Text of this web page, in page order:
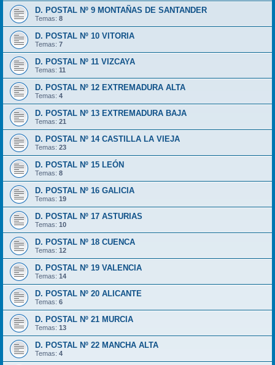
D. POSTAL Nº 9 MONTAÑAS DE SANTANDER
Temas: 8
D. POSTAL Nº 10 VITORIA
Temas: 7
D. POSTAL Nº 11 VIZCAYA
Temas: 11
D. POSTAL Nº 12 EXTREMADURA ALTA
Temas: 4
D. POSTAL Nº 13 EXTREMADURA BAJA
Temas: 21
D. POSTAL Nº 14 CASTILLA LA VIEJA
Temas: 23
D. POSTAL Nº 15 LEÓN
Temas: 8
D. POSTAL Nº 16 GALICIA
Temas: 19
D. POSTAL Nº 17 ASTURIAS
Temas: 10
D. POSTAL Nº 18 CUENCA
Temas: 12
D. POSTAL Nº 19 VALENCIA
Temas: 14
D. POSTAL Nº 20 ALICANTE
Temas: 6
D. POSTAL Nº 21 MURCIA
Temas: 13
D. POSTAL Nº 22 MANCHA ALTA
Temas: 4